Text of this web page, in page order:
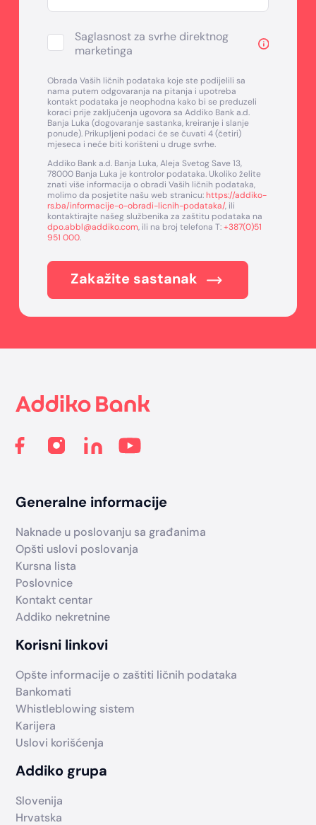
Saglasnost za svrhe direktnog
marketinga
Obrada Vaših ličnih podataka koje ste podijelili sa
nama putem odgovaranja na pitanja i upotreba
kontakt podataka je neophodna kako bi se preduzeli
koraci prije zaključenja ugovora sa Addiko Bank a.d.
Banja Luka (dogovaranje sastanka, kreiranje i slanje
ponude). Prikupljeni podaci će se čuvati 4 (četiri)
mjeseca i neće biti korišteni u druge svrhe.
Addiko Bank a.d. Banja Luka, Aleja Svetog Save 13,
78000 Banja Luka je kontrolor podataka. Ukoliko želite
znati više informacija o obradi Vaših ličnih podataka,
molimo da posjetite našu web stranicu:https://addiko-
rs.ba/informacije-o-obradi-licnih-podataka/, ili
kontaktirajte našeg službenika za zaštitu podataka na
dpo.abbl@addiko.com, ili na broj telefona T:+387(0)51
951 000.
Zakažite sastanak
Generalne informacije
Naknade u poslovanju sa građanima
Opšti uslovi poslovanja
Kursna lista
Poslovnice
Kontakt centar
Addiko nekretnine
Korisni linkovi
Opšte informacije o zaštiti ličnih podataka
Bankomati
Whistleblowing sistem
Karijera
Uslovi korišćenja
Addiko grupa
Slovenija
Hrvatska